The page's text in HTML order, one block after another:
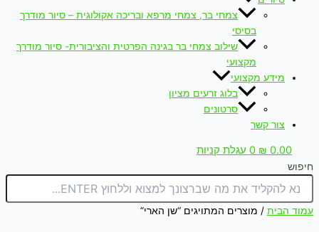
צמחי בר, צמחי מרפא ובריכה אקולוגית – סיור מודרך
בסיסי
שילוב צמחי בר בגינה הפרטית והציבורית- סיור מודרך
מקצועי
מידע מקצועי
בלוג זרעים מציון
סרטונים
צור קשר
₪ 0.00
0 עגלת קניות
חיפוש
עמוד הבית / מוצרים המתויגים “שן הארי”